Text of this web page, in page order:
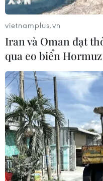
nhà, đất dôi dư sau
Nội vụ
người dân di dời khỏi
cũ
03/08/2026 09:52
Hưng Yên: Siết trách
để người dân bị kéo
đai
vietnamplus.vn
Iran và Oman đạt
qua eo biển Hormuz